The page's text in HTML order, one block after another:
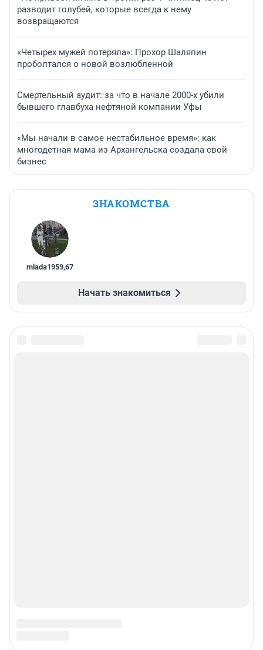
разводит голубей, которые всегда к нему
возвращаются
«Четырех мужей потеряла»: Прохор Шаляпин
проболтался о новой возлюбленной
Смертельный аудит: за что в начале 2000-х убили
бывшего главбуха нефтяной компании Уфы
«Мы начали в самое нестабильное время»: как
многодетная мама из Архангельска создала свой
бизнес
ЗНАКОМСТВА
mlada1959,67
Начать знакомиться